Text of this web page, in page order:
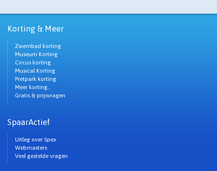
Korting & Meer
Zwembad korting
Museum Korting
Circus korting
Musical Korting
Pretpark korting
Meer korting..
Gratis & prijsvragen
SpaarActief
Uitleg over Spex
Webmasters
Veel gestelde vragen